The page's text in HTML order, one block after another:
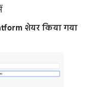
शेयर किया गया